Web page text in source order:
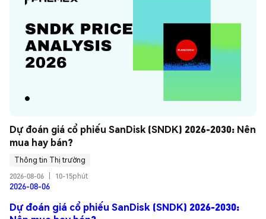
Dự đoán giá cổ phiếu SanDisk (SNDK) 2026-2030: Nên
mua hay bán?
Thông tin Thị trường
2026-08-06
10-15phút
2026-08-06
Dự đoán giá cổ phiếu SanDisk (SNDK) 2026-2030: